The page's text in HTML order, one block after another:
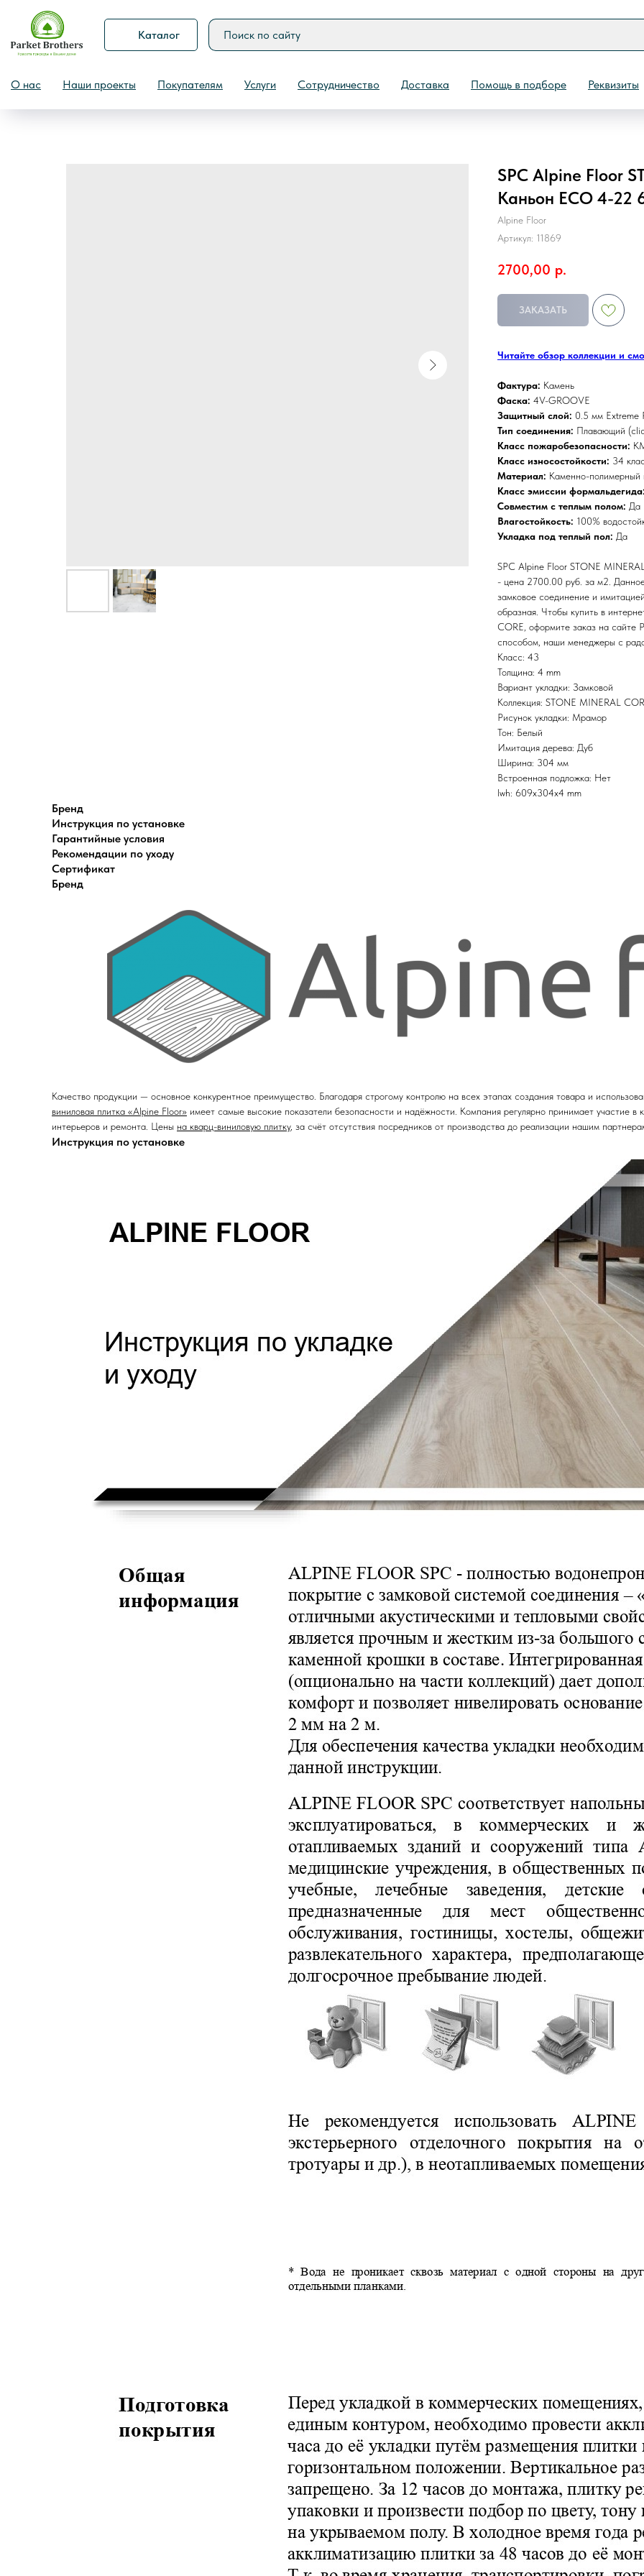
Каталог
О нас Наши проекты Покупателям Услуги Сотрудничество Доставка Помощь в подборе Реквизиты
НазадSPC Alpine Floor
Каньон ЕСО 4-22
Alpine Floor
Артикул: 11869
2700,00 р.
ЗАКАЗАТЬ
Читайте обзор коллекции и
Фактура: Камень
Фаска: 4V-GROOVE
Защитный слой: 0.5 мм Extreme
Тип соединения: Плавающий
Класс пожаробезопасности:
Класс износостойкости: 34
Материал: Каменно-полимерный
Класс эмиссии
Совместим с теплым полом: Да
Влагостойкость: 100%
Укладка под теплый пол: Да
SPC Alpine Floor STONE
- цена 2700.00 руб. за м2.
замковое соединение и
образная. Чтобы купить в
CORE, оформите заказ на сайте
способом, наши менеджеры с
Класс: 43
Толщина: 4 mm
Вариант укладки: Замковой
Коллекция: STONE MINERAL
Рисунок укладки: Мрамор
Тон: Белый
Имитация дерева: Дуб
Ширина: 304 мм
Встроенная подложка: Нет
lwh: 609x304x4 mm
Бренд
Инструкция по установке
Гарантийные условия
Рекомендации по уходу
Сертификат
Бренд
Качество продукции — основное конкурентное преимущество. Благодаря строгому контролю на всех этапах создания товара и
виниловая плитка «Alpine Floor» имеет самые высокие показатели безопасности и надёжности. Компания регулярно принимает участие
интерьеров и ремонта. Цены на кварц-виниловую плитку, за счёт отсутствия посредников от производства до реализации нашим
Инструкция по установке